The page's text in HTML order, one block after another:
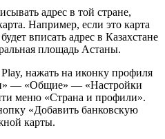
адрес в той стране,
Например, если это карта
вписать адрес в Казахстане
площадь Астаны.
нажать на иконку профиля
— «Общие» — «Настройки
меню «Страна и профили».
«Добавить банковскую
карты.